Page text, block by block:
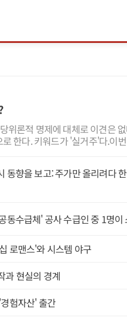
론적 명제에 대체로 이견은
한다. 키워드가 '실거주'다.이
다.집을 오래 갖고 있었다고
를 통해 근로소득과 과세 형평
에 담았다.이재명 대통령을
차례 밝혔다. 사실 세금 때려
뿐 아니라 추가 공급 대책과 금
후 진행될 국회의 세제 개편안
에서 가장 민감한 영역이다. 누
편안한 공간을 얻고 싶어한다.국
분의 사람이 수용하고 타협할
동향을 보고: 주가만 올리려다
동수급체' 공사 수급인 중 1명이
로맨스'와 시스템 야구
과 현실의 경계
험자산' 출간